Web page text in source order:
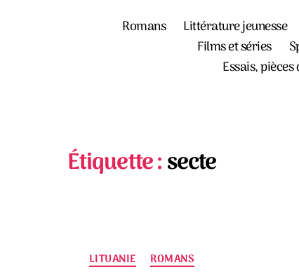
Romans Littérature jeunesse
Films et séries
Essais,
Étiquette :secte
Catégories
LITUANIE ROMANS